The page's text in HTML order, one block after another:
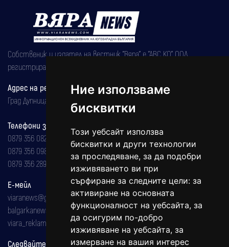
Ние използваме
бисквитки
Този уебсайт използва
бисквитки и други технологии
за проследяване, за да подобри
изживяването ви при
сърфиране за следните цели: за
активиране на основната
функционалност на уебсайта, за
да осигурим по-добро
изживяване на уебсайта, за
измерване на вашия интерес
Собственик и издател на вестник "Вяра" е "АВС КО" ООД,
регистрирана на 08.05.2002 година.
Адрес на редакцията
Град Дупница, ул.''Христо Ботев" 43
Телефони за реклама и абонаменти
0879 356 082
0879 356 098
0879 356 289
Е-мейл
viaranews@gmail.com
balgarkanews@gmail.com
viara_reklama@mail.bg
Следвайте ни: